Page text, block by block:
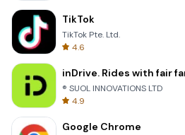
TikTok
TikTok Pte. Ltd.
4.6
inDrive. Rides with fair
® SUOL INNOVATIONS LTD
4.9
Google Chrome